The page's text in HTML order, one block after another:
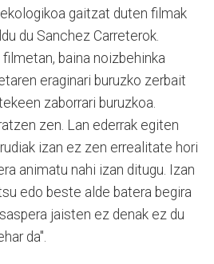
gaitzat duten filmak
du Sanchez Carreterok.
baina noizbehinka
eraginari buruzko zerbait
zaborrari buruzkoa.
zen. Lan ederrak egiten
izan ez zen errealitate hori
animatu nahi izan ditugu. Izan
edo beste alde batera begira
jaisten ez denak ez du
da".